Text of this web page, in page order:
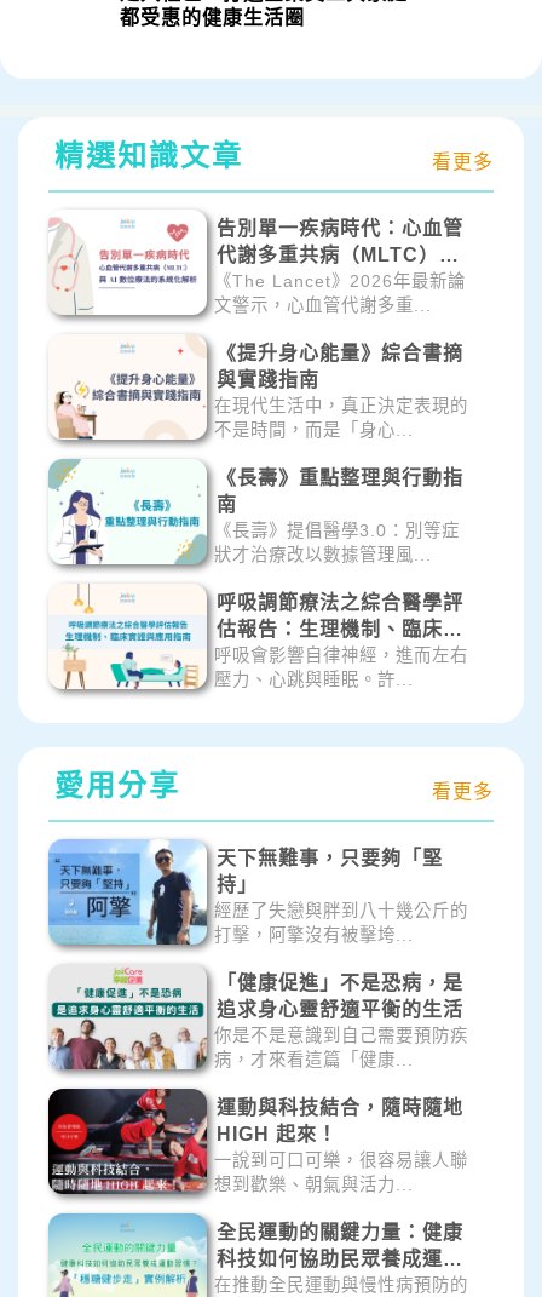
都受惠的健康生活圈
精選知識文章 看更多
告別單一疾病時代：心血管
代謝多重共病（MLTC）與
AI 數位療法的系統化解析
《The Lancet》2026年最新論
文警示，心血管代謝多重...
《提升身心能量》綜合書摘
與實踐指南
在現代生活中，真正決定表現的
不是時間，而是「身心...
《長壽》重點整理與行動指
南
《長壽》提倡醫學3.0：別等症
狀才治療改以數據管理風...
呼吸調節療法之綜合醫學評
估報告：生理機制、臨床實
證與應用指南
呼吸會影響自律神經，進而左右
壓力、心跳與睡眠。許...
愛用分享 看更多
天下無難事，只要夠「堅
持」
經歷了失戀與胖到八十幾公斤的
打擊，阿擎沒有被擊垮...
「健康促進」不是恐病，是
追求身心靈舒適平衡的生活
你是不是意識到自己需要預防疾
病，才來看這篇「健康...
運動與科技結合，隨時隨地
HIGH 起來！
一說到可口可樂，很容易讓人聯
想到歡樂、朝氣與活力...
全民運動的關鍵力量：健康
科技如何協助民眾養成運動
習慣？「穩糖健步走」實例
在推動全民運動與慢性病預防的